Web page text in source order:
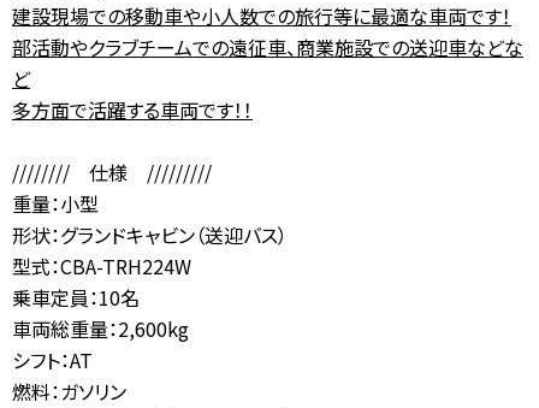
建設現場での移動車や小人数での旅行等に最適な車両です！
部活動やクラブチームでの遠征車、商業施設での送迎車などな
ど
多方面で活躍する車両です！！
//////// 仕様 /////////
重量：小型
形状：グランドキャビン（送迎バス）
型式：CBA-TRH224W
乗車定員：10名
車両総重量：2,600kg
シフト：AT
燃料：ガソリン